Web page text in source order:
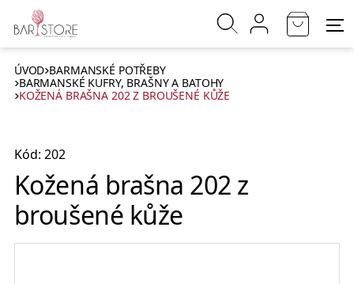
ÚVOD BARMANSKÉ POTŘEBY
BARMANSKÉ KUFRY, BRAŠNY A BATOHY
KOŽENÁ BRAŠNA 202 Z BROUŠENÉ KŮŽE
Kód: 202
Kožená brašna 202 z
broušené kůže